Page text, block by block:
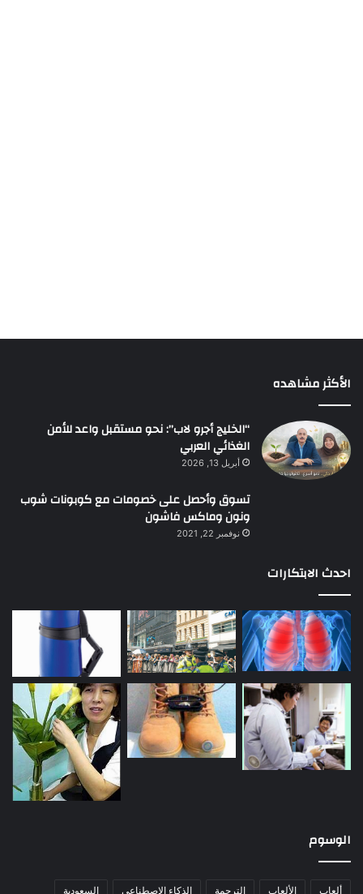
الأكثر مشاهده
“الخليج أجرو لاب”: نحو مستقبل واعد للأمن
الغذائي العربي
أبريل 13, 2026
تسوق وأحصل على خصومات مع كوبونات شوب
ونون وماكس فاشون
نوفمبر 22, 2021
احدث الابتكارات
الوسوم
ألعاب الألعاب الترجمة الذكاء الاصطناعي السعودية